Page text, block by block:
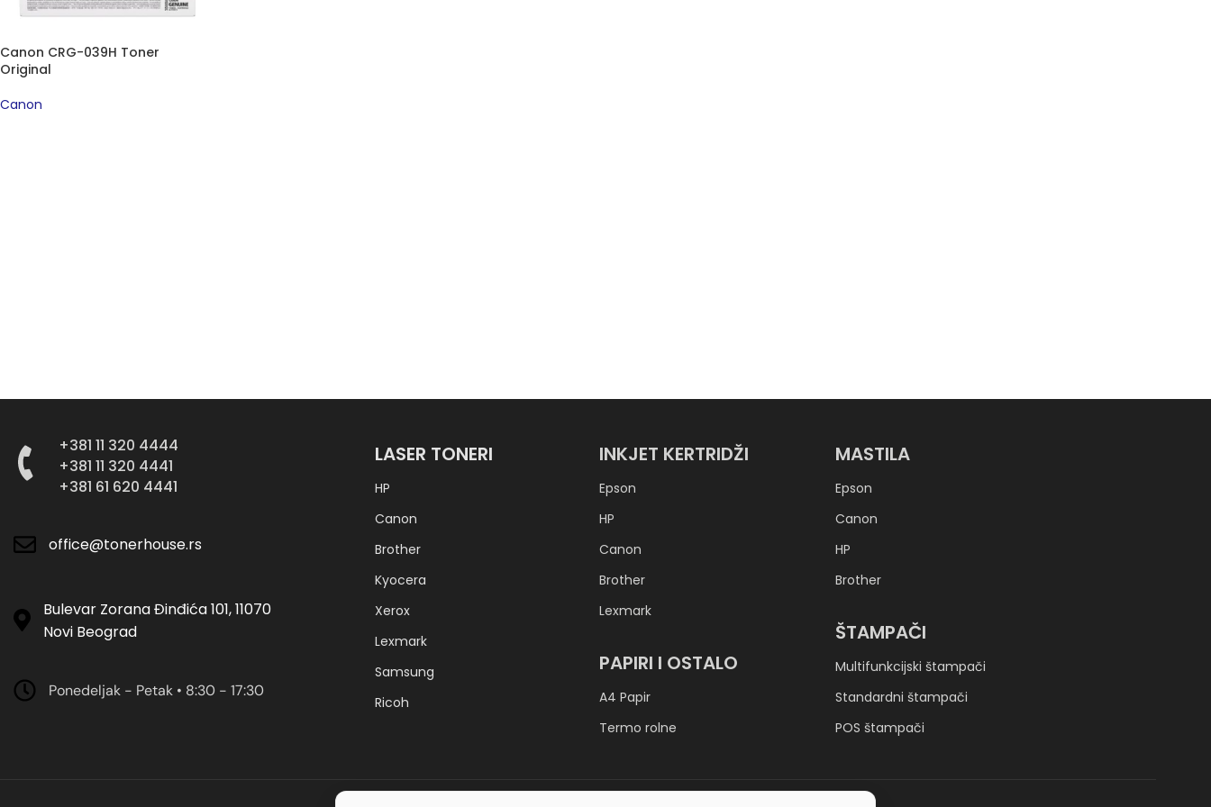
Canon CRG-039H Toner
Original
Canon
+381 11 320 4444
+381 11 320 4441
+381 61 620 4441
office@tonerhouse.rs
Bulevar Zorana Đinđića 101, 11070
Novi Beograd
Ponedeljak - Petak • 8:30 - 17:30
LASER TONERI
HP
Canon
Brother
Kyocera
Xerox
Lexmark
Samsung
Ricoh
INKJET KERTRIDŽI
Epson
HP
Canon
Brother
Lexmark
PAPIRI I OSTALO
A4 Papir
Termo rolne
MASTILA
Epson
Canon
HP
Brother
ŠTAMPAČI
Multifunkcijski štampači
Standardni štampači
POS štampači